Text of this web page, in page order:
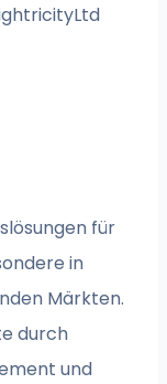
für
in
Märkten.
durch
und